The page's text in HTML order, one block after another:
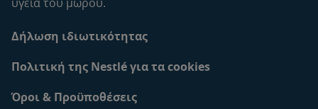
Δήλωση ιδιωτικότητας
Πολιτική της Nestlé για τα cookies
Όροι & Προϋποθέσεις